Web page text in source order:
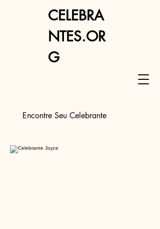
Encontre Seu Celebrante
CELEBRA
NTES.OR
G